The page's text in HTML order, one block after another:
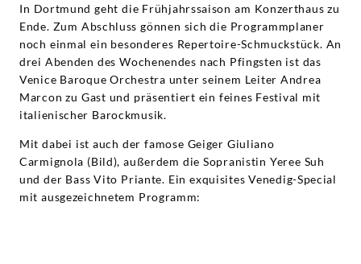
In Dortmund geht die Frühjahrssaison am Konzerthaus zu
Ende. Zum Abschluss gönnen sich die Programmplaner
noch einmal ein besonderes Repertoire-Schmuckstück. An
drei Abenden des Wochenendes nach Pfingsten ist das
Venice Baroque Orchestra unter seinem Leiter Andrea
Marcon zu Gast und präsentiert ein feines Festival mit
italienischer Barockmusik.
Mit dabei ist auch der famose Geiger Giuliano
Carmignola (Bild), außerdem die Sopranistin Yeree Suh
und der Bass Vito Priante. Ein exquisites Venedig-Special
mit ausgezeichnetem Programm: